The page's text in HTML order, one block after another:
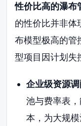
性价比高的瀑布
的性价比并非体
布模型极高的管
型项目因计划失
企业级资源调
池与费率表
本，为大规模